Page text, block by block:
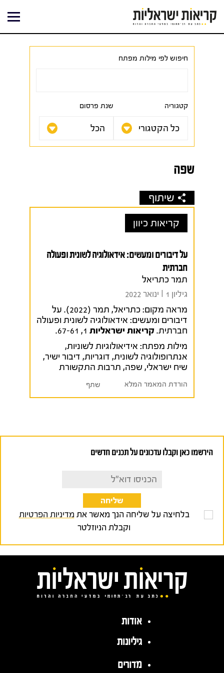
לתוכן
חיפוש לפי מילות מפתח
קטגוריה שנת פרסום
שפה
שיתוף
קריאות כיוון
על דיבורים ומעשים: אידאולוגיה לשונית ופעולה
חברתית
תמר כתריאל
גיליון 1 I ינואר 2022
מראה מקום:
כתריאל, תמר (2022). על
דיבורים ומעשים: אידאולוגיה לשונית ופעולה
חברתית.קריאות ישראליות
מילות מפתח: אידיאולוגיות לשוניות,
אנתרופולוגיה לשונית, דוגריות, דיבור ישיר,
שיח ישראלי,שפה, תרבות התקשורת
הורדת המאמר המלא שתף
הירשמו כאן וקבלו עדכונים על תכנים חדשים
בלחיצה על שליחה הנך מאשר את מדיניות הפרטיות
וקבלת הניוזלטר
אודות
גיליונות
מדורים